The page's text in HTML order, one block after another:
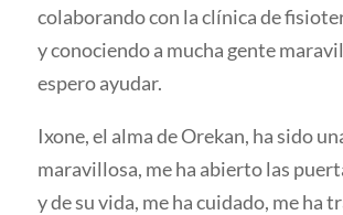
colaborando con la clínica de
y conociendo a mucha gente
espero ayudar.
Ixone, el alma de Orekan, ha sido
maravillosa, me ha abierto las
y de su vida, me ha cuidado, me ha